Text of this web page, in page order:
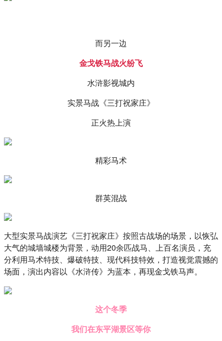
而另一边
金戈铁马战火纷飞
水浒影视城内
实景马战《三打祝家庄》
正火热上演
精彩马术
群英混战
大型实景马战演艺《三打祝家庄》按照古战场的场景，以恢弘
大气的城墙城楼为背景，动用20余匹战马、上百名演员，充
分利用马术特技、爆破特技、现代科技特效，打造视觉震撼的
场面，演出内容以《水浒传》为蓝本，再现金戈铁马声。
这个冬季
我们在东平湖景区等你